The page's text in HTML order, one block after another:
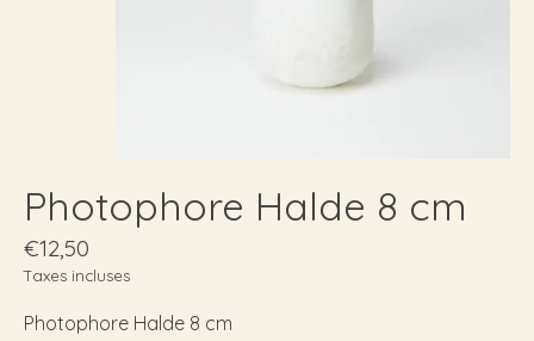
Photophore Halde 8 cm
€12,50
Taxes incluses
Photophore Halde 8 cm